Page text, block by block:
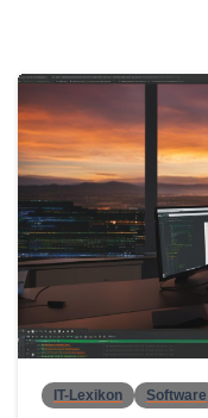
IT-Lexikon Software